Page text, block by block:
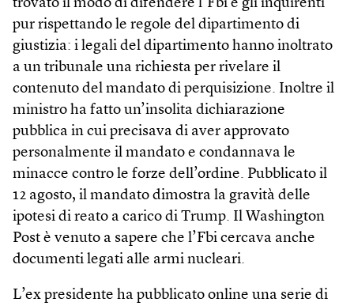
trovato il modo di difendere l’Fbi e gli inquirenti
pur rispettando le regole del dipartimento di
giustizia: i legali del dipartimento hanno inoltrato
a un tribunale una richiesta per rivelare il
contenuto del mandato di perquisizione. Inoltre il
ministro ha fatto un’insolita dichiarazione
pubblica in cui precisava di aver approvato
personalmente il mandato e condannava le
minacce contro le forze dell’ordine. Pubblicato il
12 agosto, il mandato dimostra la gravità delle
ipotesi di reato a carico di Trump. Il Washington
Post è venuto a sapere che l’Fbi cercava anche
documenti legati alle armi nucleari.
L’ex presidente ha pubblicato online una serie di